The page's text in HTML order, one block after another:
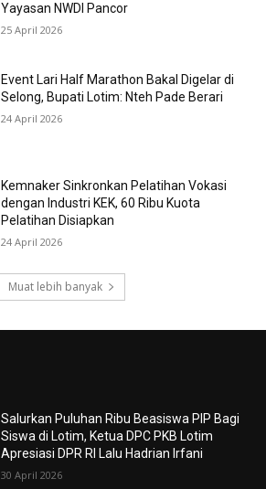
Yayasan NWDI Pancor
25 April 2026
Event Lari Half Marathon Bakal Digelar di
Selong, Bupati Lotim: Nteh Pade Berari
24 April 2026
Kemnaker Sinkronkan Pelatihan Vokasi
dengan Industri KEK, 60 Ribu Kuota
Pelatihan Disiapkan
24 April 2026
Muat lebih banyak
Salurkan Puluhan Ribu Beasiswa PIP Bagi
Siswa di Lotim, Ketua DPC PKB Lotim
Apresiasi DPR RI Lalu Hadrian Irfani
30 April 2026